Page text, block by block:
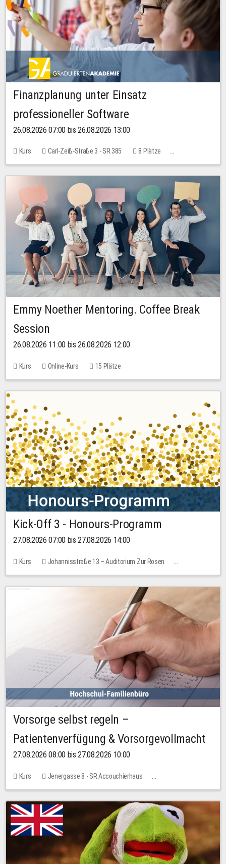
Finanzplanung unter Einsatz
professioneller Software
26.08.2026 07:00 bis 26.08.2026 13:00
Kurs Carl-Zeiß-Straße 3 - SR 385
8 Plätze
20,00 EUR
Emmy Noether Mentoring. Coffee Break
Session
26.08.2026 11:00 bis 26.08.2026 12:00
Kurs Online-Kurs 15 Plätze
Kick-Off 3 - Honours-Programm
27.08.2026 07:00 bis 27.08.2026 14:00
Kurs
Johannisstraße 13 – Auditorium Zur Rosen
11 Plätze
Vorsorge selbst regeln –
Patientenverfügung & Vorsorgevollmacht
27.08.2026 08:00 bis 27.08.2026 10:00
Kurs
Jenergasse 8 - SR Accouchierhaus
Keine freien Plätze